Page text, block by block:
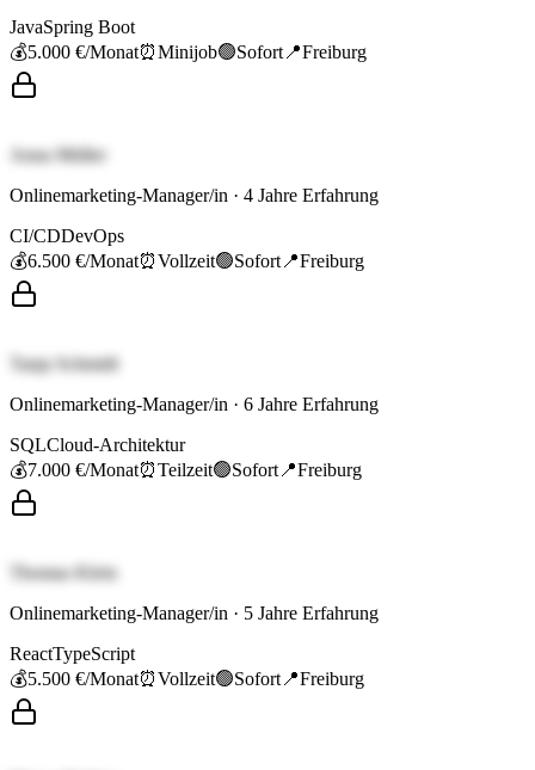
JavaSpring Boot
💰5.000 €/Monat⏰Minijob🟢Sofort 📍Freiburg
Anna Müller
Onlinemarketing-Manager/in · 4 Jahre Erfahrung
CI/CDDevOps
💰6.500 €/Monat⏰Vollzeit🟢Sofort 📍Freiburg
Tanja Schmidt
Onlinemarketing-Manager/in · 6 Jahre Erfahrung
SQLCloud-Architektur
💰7.000 €/Monat⏰Teilzeit🟢Sofort 📍Freiburg
Thomas Klein
Onlinemarketing-Manager/in · 5 Jahre Erfahrung
ReactTypeScript
💰5.500 €/Monat⏰Vollzeit🟢Sofort 📍Freiburg